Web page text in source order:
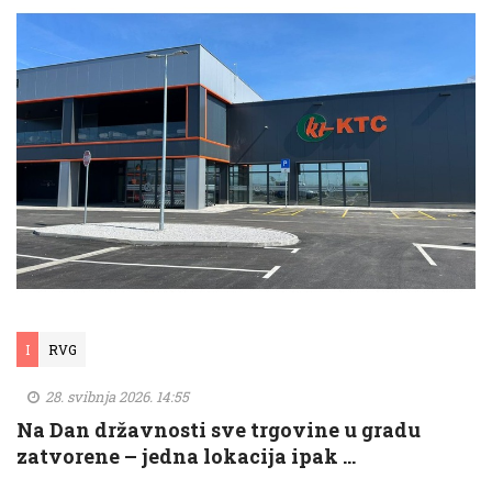
I RVG
28. svibnja 2026. 14:55
Na Dan državnosti sve trgovine u gradu
zatvorene – jedna lokacija ipak …